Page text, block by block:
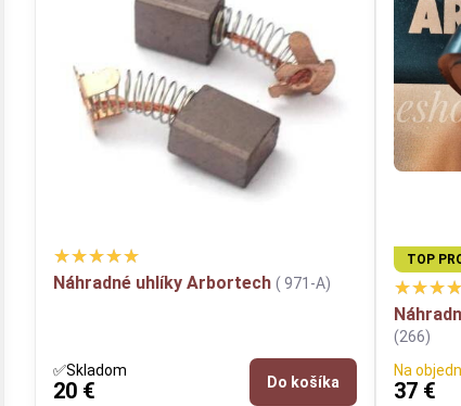
Náhradné uhlíky Arbortech( 971-A)
✅Skladom
20 € Do košíka
TOP
(266)
Na
37 €